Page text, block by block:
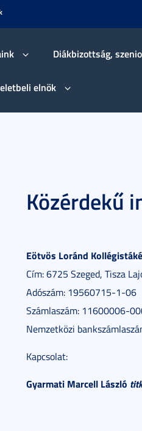
Diákbizottság,
elnök
Közérdekű
Eötvös Loránd
Cím: 6725 Szeged, Tisza
Adószám: 19560715-1-06
Számlaszám: 11600006-
Nemzetközi
Kapcsolat:
Gyarmati Marcell László